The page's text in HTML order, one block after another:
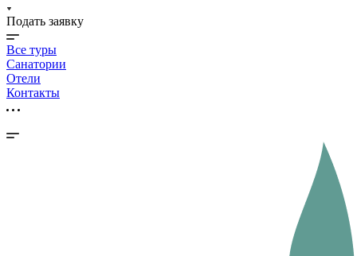
Подать заявку
Все туры
Санатории
Отели
Контакты